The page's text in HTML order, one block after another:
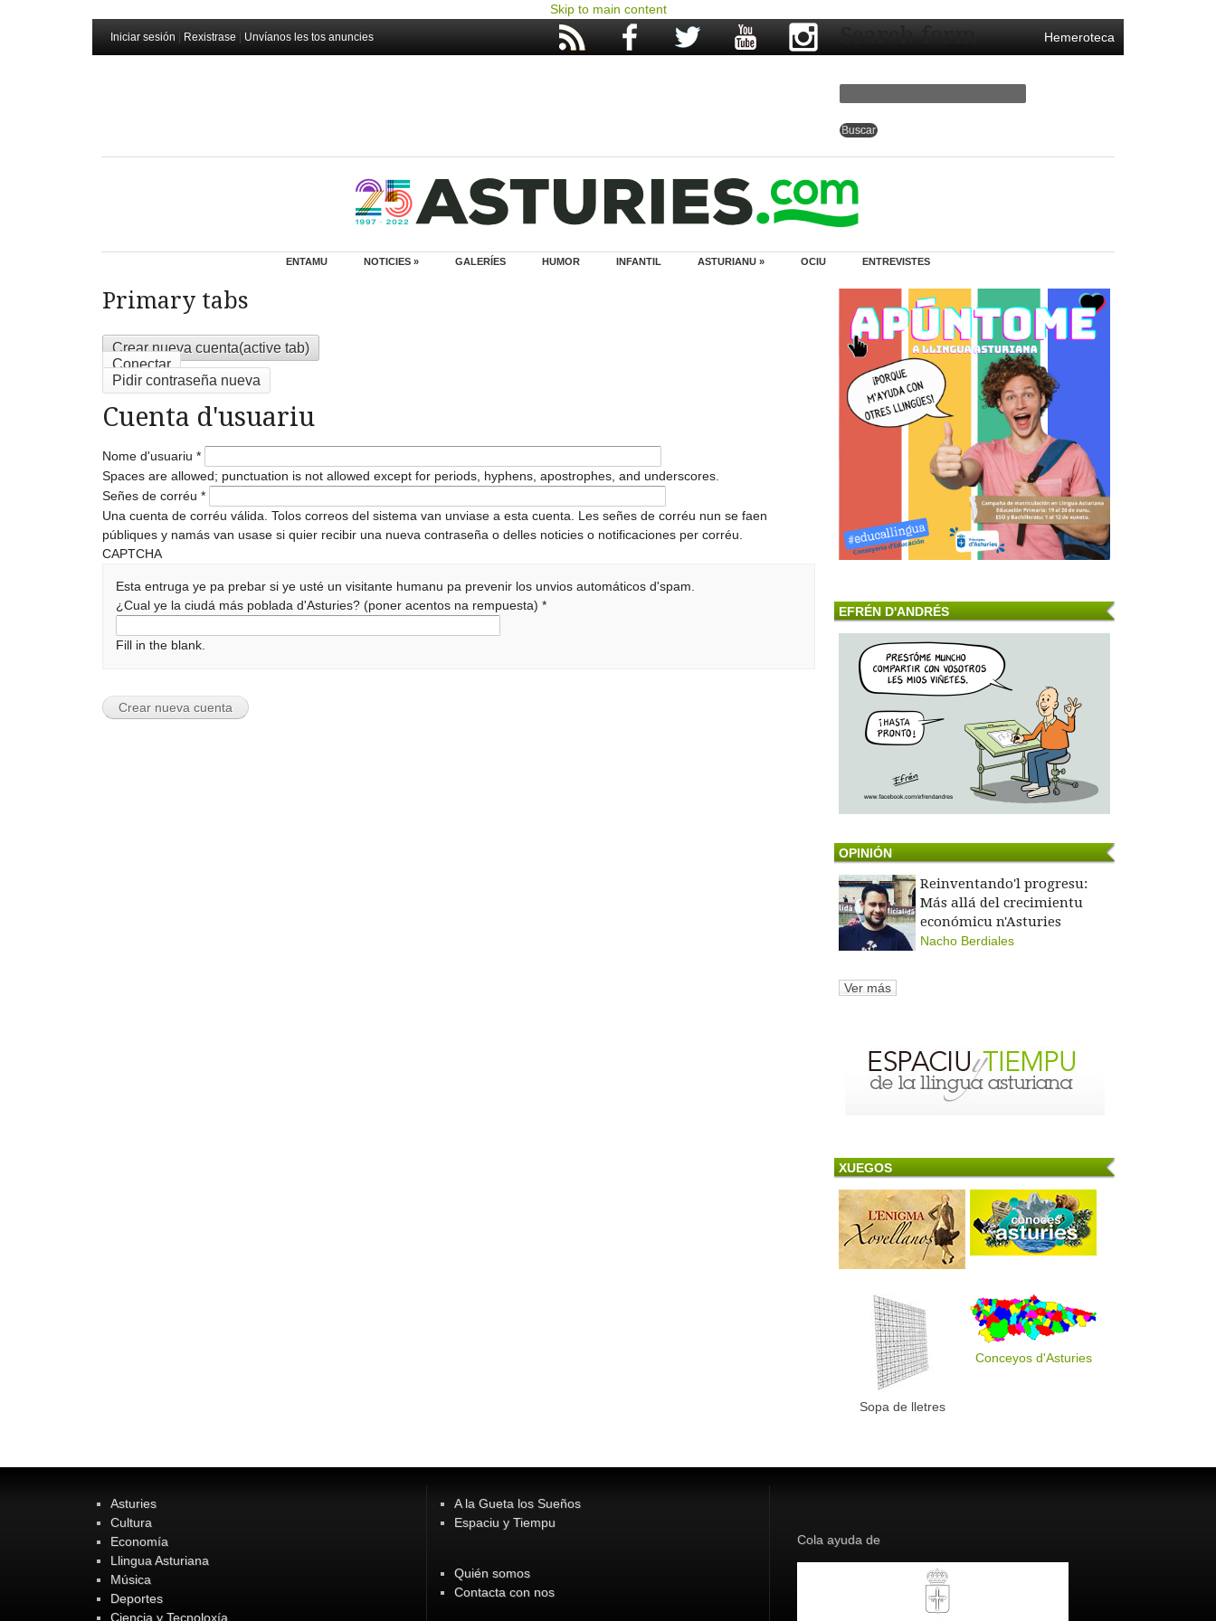
Skip to main content
Iniciar sesión Rexistrase Unvíanos les tos anuncies Hemeroteca
Search form
ENTAMU NOTICIES » GALERÍES HUMOR INFANTIL ASTURIANU » OCIU ENTREVISTES
Primary tabs
Crear nueva cuenta(active tab)
Conectar
Pidir contraseña nueva
Cuenta d'usuariu
Nome d'usuariu *
Spaces are allowed; punctuation is not allowed except for periods, hyphens, apostrophes, and underscores.
Señes de corréu *
Una cuenta de corréu válida. Tolos correos del sistema van unviase a esta cuenta. Les señes de corréu nun se faen
públiques y namás van usase si quier recibir una nueva contraseña o delles noticies o notificaciones per corréu.
CAPTCHA
Esta entruga ye pa prebar si ye usté un visitante humanu pa prevenir los unvios automáticos d'spam.
¿Cual ye la ciudá más poblada d'Asturies? (poner acentos na rempuesta)*
Fill in the blank.
EFRÉN D'ANDRÉS
OPINIÓN
Reinventando'l progresu:
Más allá del crecimientu
económicu n'Asturies
Nacho Berdiales
Ver más
XUEGOS
Sopa de lletres
Conceyos d'Asturies
Asturies
Cultura
Economía
Llingua Asturiana
Música
Deportes
Ciencia y Tecnoloxía
A la Gueta los Sueños
Espaciu y Tiempu
Quién somos
Contacta con nos
Cola ayuda de